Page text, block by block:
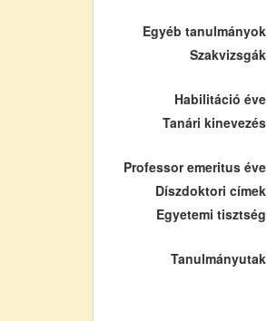
Egyéb tanulmányok
Szakvizsgák
Habilitáció éve
Tanári kinevezés
Professor emeritus éve
Díszdoktori címek
Egyetemi tisztség
Tanulmányutak